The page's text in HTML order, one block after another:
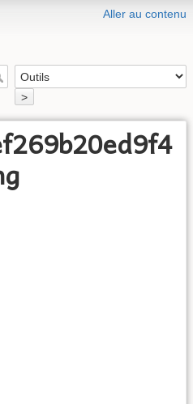
Aller au contenu
>